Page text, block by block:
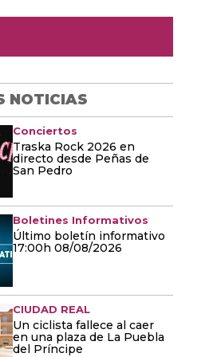
NOTICIAS
Conciertos
Traska Rock 2026 en
directo desde Peñas de
San Pedro
Boletines Informativos
Último boletín informativo
17:00h 08/08/2026
CIUDAD REAL
Un ciclista fallece al caer
en una plaza de La Puebla
del Príncipe